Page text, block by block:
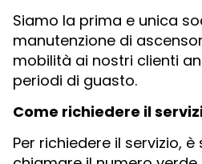
Siamo la prima e unica
manutenzione di
mobilità ai nostri clienti
periodi di guasto.
Come richiedere il
Per richiedere il servizio,